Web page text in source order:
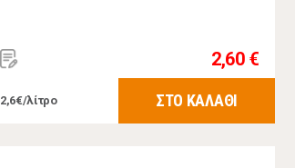
2,60 €
2,6€/λίτρο ΣΤΟ ΚΑΛΑΘΙ